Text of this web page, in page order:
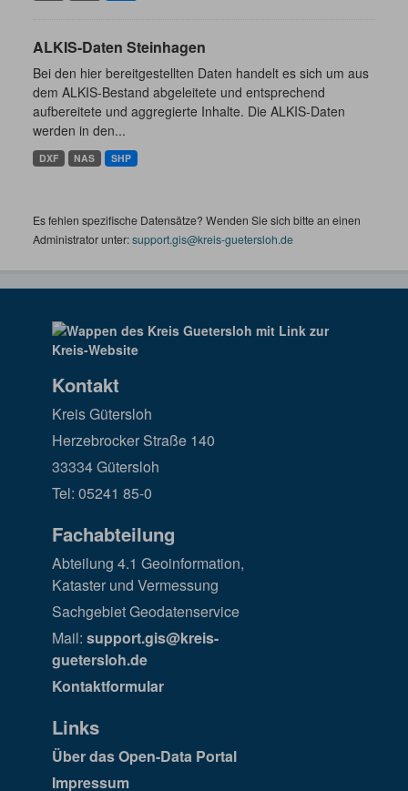
ALKIS-Daten Steinhagen
Bei den hier bereitgestellten Daten handelt es sich um aus
dem ALKIS-Bestand abgeleitete und entsprechend
aufbereitete und aggregierte Inhalte. Die ALKIS-Daten
werden in den...
DXF NAS SHP
Es fehlen spezifische Datensätze? Wenden Sie sich bitte an einen
Administrator unter:support.gis@kreis-guetersloh.de
Kontakt
Kreis Gütersloh
Herzebrocker Straße 140
33334 Gütersloh
Tel: 05241 85-0
Fachabteilung
Abteilung 4.1 Geoinformation,
Kataster und Vermessung
Sachgebiet Geodatenservice
Mail: support.gis@kreis-
guetersloh.de
Kontaktformular
Links
Über das Open-Data Portal
Impressum